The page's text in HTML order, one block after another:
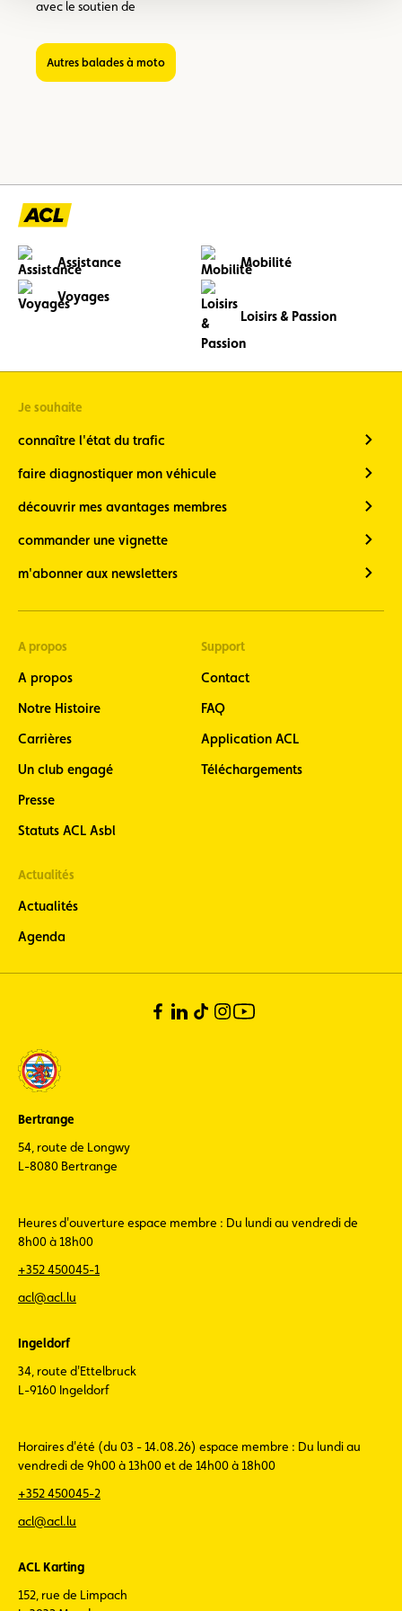
avec le soutien de
Autres balades à moto
Assistance Mobilité
Voyages
Loisirs & Passion
Je souhaite
connaître l'état du trafic
faire diagnostiquer mon véhicule
découvrir mes avantages membres
commander une vignette
m'abonner aux newsletters
A propos
A propos
Notre Histoire
Carrières
Un club engagé
Presse
Statuts ACL Asbl
Support
Contact
FAQ
Application ACL
Téléchargements
Actualités
Actualités
Agenda
Bertrange
54, route de Longwy
L-8080 Bertrange
Heures d'ouverture espace membre : Du lundi au vendredi de
8h00 à 18h00
+352 450045-1
acl@acl.lu
Ingeldorf
34, route d'Ettelbruck
L-9160 Ingeldorf
Horaires d'été (du 03 - 14.08.26) espace membre : Du lundi au
vendredi de 9h00 à 13h00 et de 14h00 à 18h00
+352 450045-2
acl@acl.lu
ACL Karting
152, rue de Limpach